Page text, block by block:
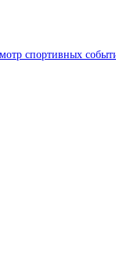
спортивных